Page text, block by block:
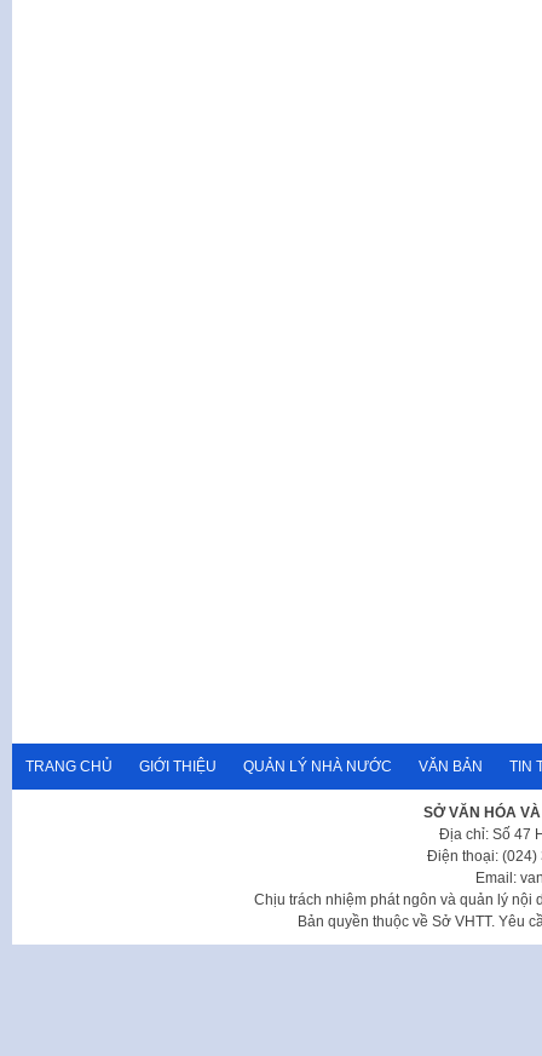
TRANG CHỦ GIỚI THIỆU QUẢN LÝ NHÀ NƯỚC VĂN BẢN TIN
SỞ VĂN HÓA
Địa chỉ: Số 47
Điện thoại: (024)
Email:
Chịu trách nhiệm phát ngôn và quản lý nội
Bản quyền thuộc về Sở VHTT. Yêu